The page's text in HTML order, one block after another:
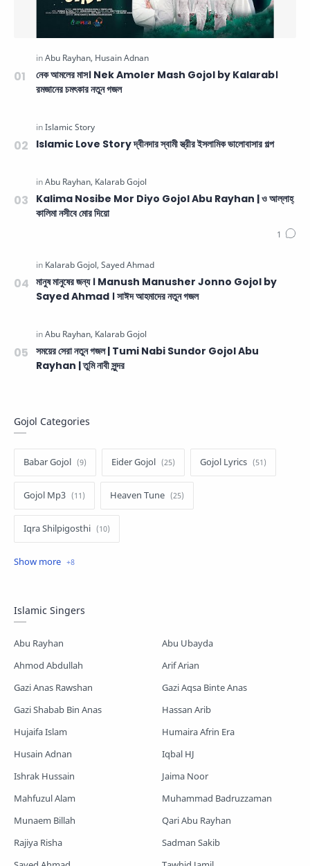
নেক আমলের মাস। Nek Amoler Mash Gojol by Kalarab।
রমজানের চমৎকার নতুন গজল
Islamic Love Story দ্বীনদার স্বামী স্ত্রীর ইসলামিক ভালোবাসার গল্প
Kalima Nosibe Mor Diyo Gojol Abu Rayhan | ও আল্লাহ্‌
কালিমা নসীবে মোর দিয়ো
মানুষ মানুষের জন্য । Manush Manusher Jonno Gojol by
Sayed Ahmad । সাঈদ আহমাদের নতুন গজল
সময়ের সেরা নতুন গজল | Tumi Nabi Sundor Gojol Abu
Rayhan | তুমি নাবী সুন্দর
Gojol Categories
Babar Gojol Eider Gojol Gojol Lyrics
Gojol Mp3 Heaven Tune
Iqra Shilpigosthi
Islamic Story
Shopnoshiri
Islamic Singers
Abu Rayhan
Abu Ubayda
Ahmod Abdullah
Arif Arian
Gazi Anas Rawshan
Gazi Aqsa Binte Anas
Gazi Shabab Bin Anas
Hassan Arib
Hujaifa Islam
Humaira Afrin Era
Husain Adnan
Iqbal HJ
Ishrak Hussain
Jaima Noor
Mahfuzul Alam
Muhammad Badruzzaman
Munaem Billah
Qari Abu Rayhan
Rajiya Risha
Sadman Sakib